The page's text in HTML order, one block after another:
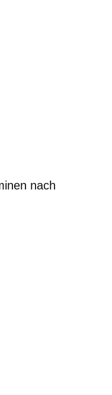
nach